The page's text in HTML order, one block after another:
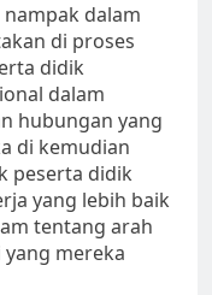
dalam
di proses
didik
dalam
hubungan yang
di kemudian
peserta didik
yang lebih baik
tentang arah
mereka